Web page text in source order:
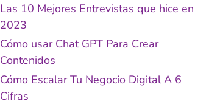
:Las 10 Mejores Entrevistas que hice en
2023
Cómo usar Chat GPT Para Crear
Contenidos
Cómo Escalar Tu Negocio Digital A 6
Cifras